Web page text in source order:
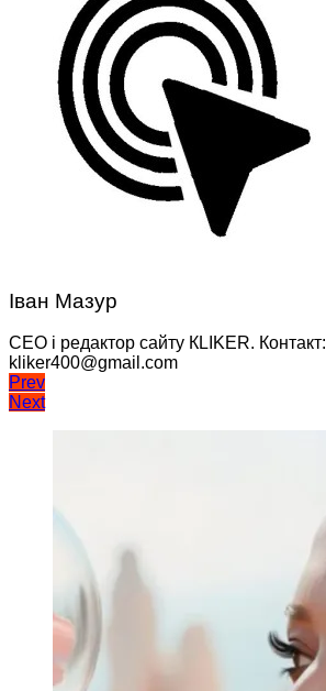
Іван Мазур
CEO і редактор сайту КLIKER. Контакт:
kliker400@gmail.com
Навігація
записів
Prev
Next